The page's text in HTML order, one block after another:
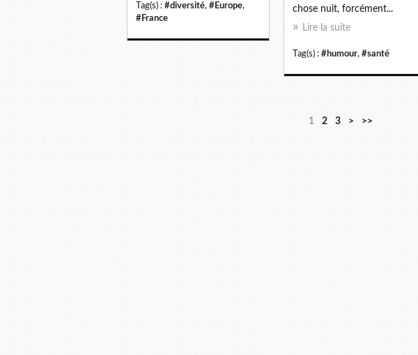
Tag(s) : #diversité, #Europe,
#France
chose nuit, forcément...
Lire la suite
Tag(s) : #humour, #santé
1 2 3 > >>